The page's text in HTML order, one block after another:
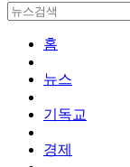
홈
뉴스
기독교
경제